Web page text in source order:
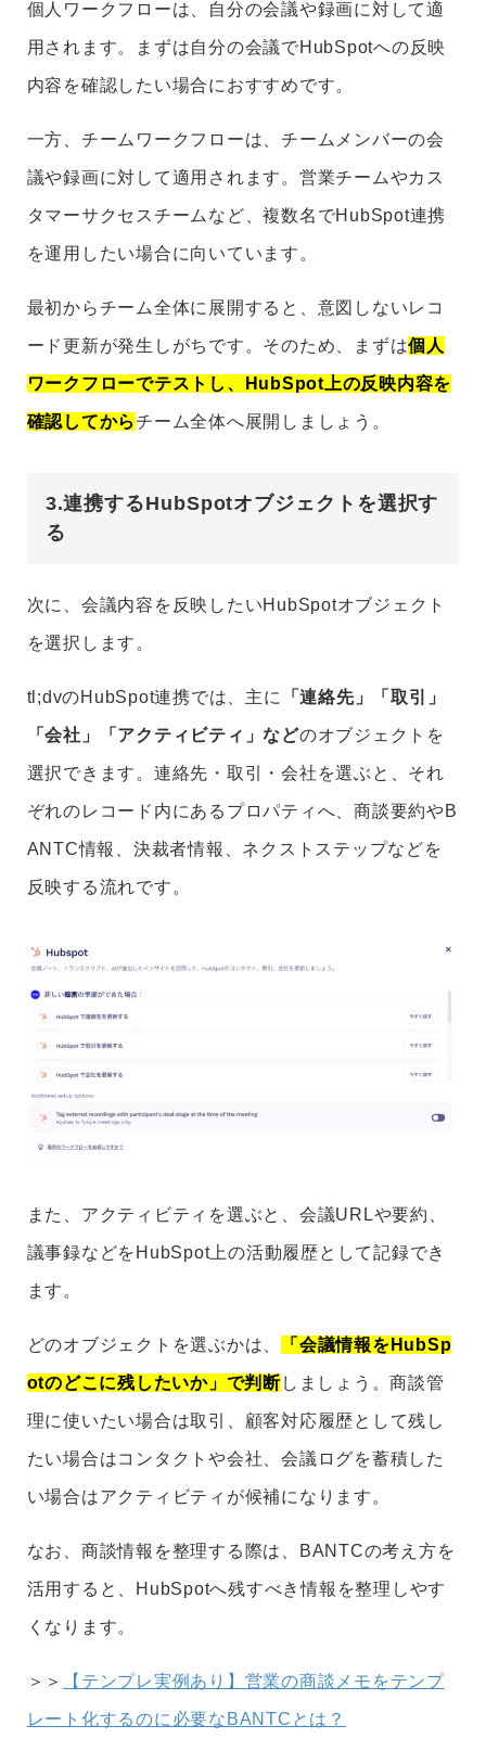
個人ワークフローは、自分の会議や録画に対して適
用されます。まずは自分の会議でHubSpotへの反映
内容を確認したい場合におすすめです。
一方、チームワークフローは、チームメンバーの会
議や録画に対して適用されます。営業チームやカス
タマーサクセスチームなど、複数名でHubSpot連携
を運用したい場合に向いています。
最初からチーム全体に展開すると、意図しないレコ
ード更新が発生しがちです。そのため、まずは個人
ワークフローでテストし、HubSpot上の反映内容を
確認してからチーム全体へ展開しましょう。
3.連携するHubSpotオブジェクトを選択す
る
次に、会議内容を反映したいHubSpotオブジェクト
を選択します。
tl;dvのHubSpot連携では、主に 「連絡先」「取引」
「会社」「アクティビティ」などのオブジェクトを
選択できます。連絡先・取引・会社を選ぶと、それ
ぞれのレコード内にあるプロパティへ、商談要約やB
ANTC情報、決裁者情報、ネクストステップなどを
反映する流れです。
また、アクティビティを選ぶと、会議URLや要約、
議事録などをHubSpot上の活動履歴として記録でき
ます。
どのオブジェクトを選ぶかは、 「会議情報をHubSp
otのどこに残したいか」で判断しましょう。商談管
理に使いたい場合は取引、顧客対応履歴として残し
たい場合はコンタクトや会社、会議ログを蓄積した
い場合はアクティビティが候補になります。
なお、商談情報を整理する際は、BANTCの考え方を
活用すると、HubSpotへ残すべき情報を整理しやす
くなります。
＞＞ 【テンプレ実例あり】営業の商談メモをテンプ
レート化するのに必要なBANTCとは？